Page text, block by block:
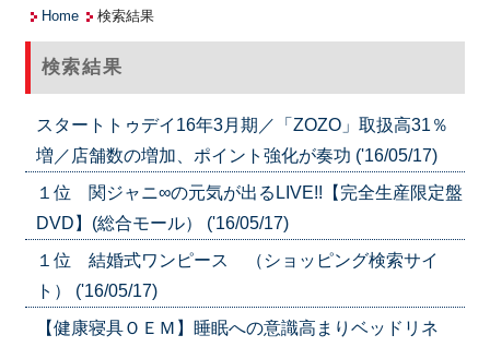
Home 検索結果
検索結果
スタートトゥデイ16年3月期／「ZOZO」取扱高31％
増／店舗数の増加、ポイント強化が奏功 ('16/05/17)
１位 関ジャニ∞の元気が出るLIVE!!【完全生産限定盤
DVD】(総合モール） ('16/05/17)
１位 結婚式ワンピース （ショッピング検索サイ
ト） ('16/05/17)
【健康寝具ＯＥＭ】睡眠への意識高まりベッドリネ